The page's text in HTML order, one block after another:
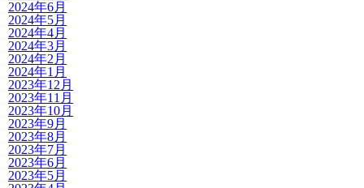
2024年6月
2024年5月
2024年4月
2024年3月
2024年2月
2024年1月
2023年12月
2023年11月
2023年10月
2023年9月
2023年8月
2023年7月
2023年6月
2023年5月